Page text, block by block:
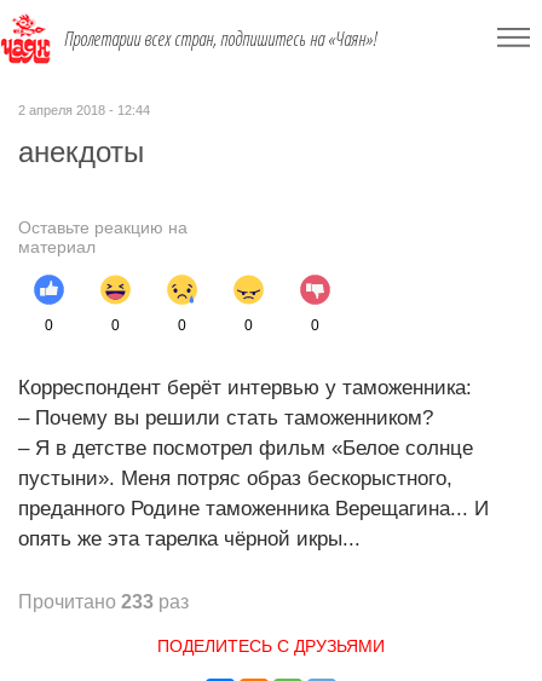
Пролетарии всех стран, подпишитесь на «Чаян»!
2 апреля 2018 - 12:44
анекдоты
Оставьте реакцию на
материал
0 0 0 0 0
Корреспондент берёт интервью у таможенника:
– Почему вы решили стать таможенником?
– Я в детстве посмотрел фильм «Белое солнце
пустыни». Меня потряс образ бескорыстного,
преданного Родине таможенника Верещагина... И
опять же эта тарелка чёрной икры...
Прочитано 233 раз
ПОДЕЛИТЕСЬ С ДРУЗЬЯМИ